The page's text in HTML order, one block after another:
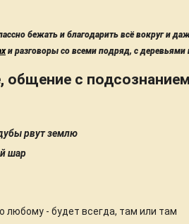
бежать и благодарить всё вокруг и
и разговоры со всеми подряд, с деревьями
общение с
рвут землю
шар
любому - будет всегда, там или там